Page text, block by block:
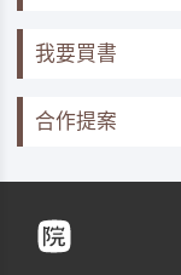
我要買書
合作提案